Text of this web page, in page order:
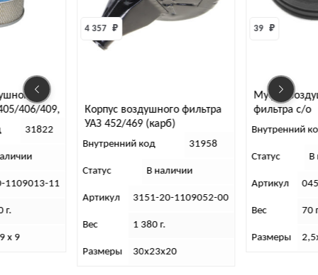
406/409,
(Ливны)
31822
1109013-11
г.
х 9
Корпус воздушного фильтра
УАЗ 452/469 (карб)
4 357 ₽
Внутренний код 31958
Статус В наличии
Артикул 3151-20-1109052-00
Вес 1 380 г.
Размеры 30х23х20
Муфта
фильтра с/о
39 ₽
Внутренний
Статус В
Артикул
Вес 70
Размеры